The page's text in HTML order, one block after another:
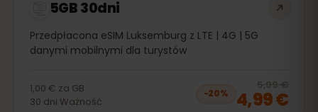
5GB 30dni
Przedpłacona eSIM Luksemburg z LTE | 4G | 5G
danymi mobilnymi dla turystów
1,00 € za GB
30 dni Ważność
−20%
5,99 €
4,99 €